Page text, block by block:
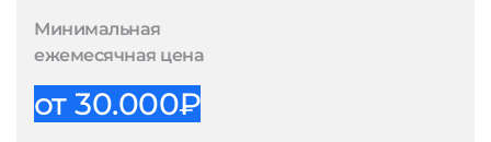
Минимальная
ежемесячная цена
от 30.000₽